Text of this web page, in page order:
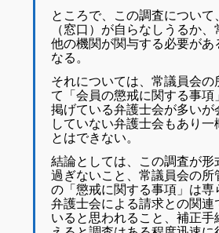
ところで、この調査について
（窓口）が自らなしうるか
他の機関が関与する必要があ
なる。
それについては、常議員会の
て「会員の懲戒に関する事項
掲げている弁護士会が多いが
していない弁護士会もあり一
とはできない。
結論としては、この調査が形
過ぎないこと、常議員会の所
の「懲戒に関する事項」は専
弁護士会による請求との関連
いると思われること、補正手